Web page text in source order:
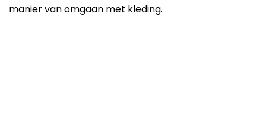
manier van omgaan met kleding.